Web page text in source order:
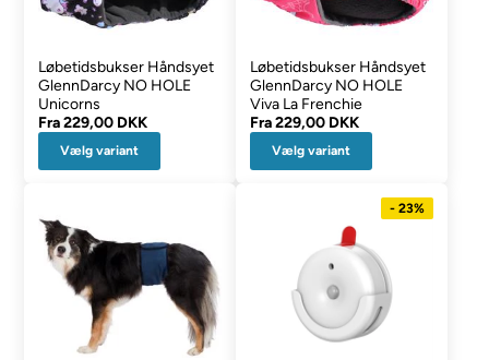
Løbetidsbukser Håndsyet
GlennDarcy NO HOLE
Unicorns
Fra229,00 DKK
Vælg variant
Løbetidsbukser Håndsyet
GlennDarcy NO HOLE
Viva La Frenchie
Fra229,00 DKK
Vælg variant
- 23%